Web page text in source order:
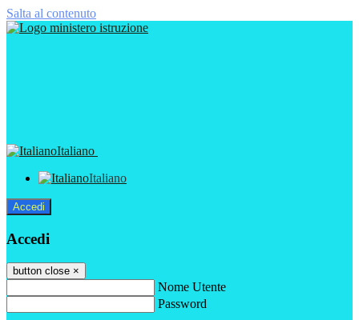
Salta al contenuto
Italiano
Italiano
Accedi
Accedi
button close ×
Nome Utente
Password